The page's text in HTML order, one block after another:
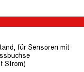
für Sensoren mit
Strom)